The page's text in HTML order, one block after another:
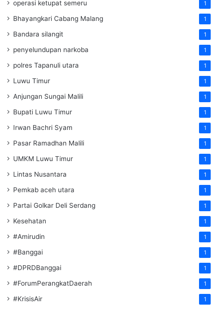
operasi ketupat semeru 1
Bhayangkari Cabang Malang 1
Bandara silangit 1
penyelundupan narkoba 1
polres Tapanuli utara 1
Luwu Timur 1
Anjungan Sungai Malili 1
Bupati Luwu Timur 1
Irwan Bachri Syam 1
Pasar Ramadhan Malili 1
UMKM Luwu Timur 1
Lintas Nusantara 1
Pemkab aceh utara 1
Partai Golkar Deli Serdang 1
Kesehatan 1
#Amirudin 1
#Banggai 1
#DPRDBanggai 1
#ForumPerangkatDaerah 1
#KrisisAir 1